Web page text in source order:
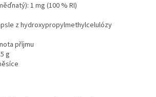
1 mg (100 % RI)
z hydroxypropylmethylcelulózy
příjmu
g